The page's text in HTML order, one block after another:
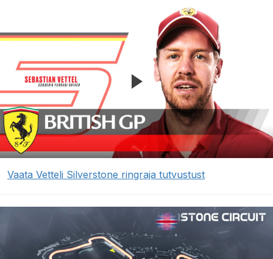
Vaata Vetteli Silverstone ringraja tutvustust